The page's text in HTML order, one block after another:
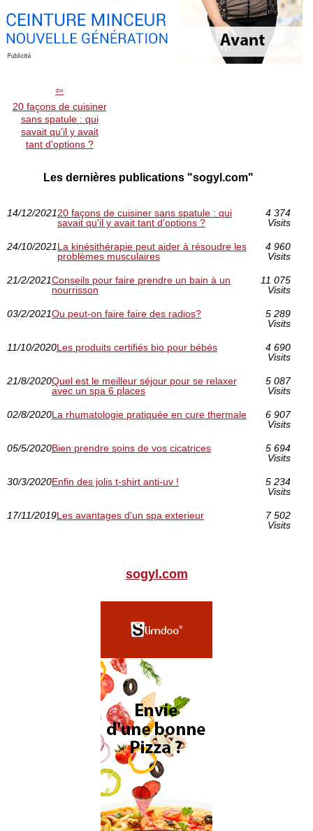
20 façons de cuisiner
sans spatule : qui
savait qu'il y avait
tant d'options ?
Les dernières publications "sogyl.com"
14/12/202120 façons de cuisiner sans spatule : qui
savait qu'il y avait tant d'options ?
4 374
Visits
24/10/2021La kinésithérapie peut aider à résoudre les
problèmes musculaires
4 960
Visits
21/2/2021Conseils pour faire prendre un bain à un
nourrisson
11 075
Visits
03/2/2021Ou peut-on faire faire des radios?
5 289
Visits
11/10/2020Les produits certifiés bio pour bébés
4 690
Visits
21/8/2020Quel est le meilleur séjour pour se relaxer
avec un spa 6 places
5 087
Visits
02/8/2020La rhumatologie pratiquée en cure thermale
6 907
Visits
05/5/2020Bien prendre soins de vos cicatrices
5 694
Visits
30/3/2020Enfin des jolis t-shirt anti-uv !
5 234
Visits
17/11/2019Les avantages d'un spa exterieur
7 502
Visits
sogyl.com